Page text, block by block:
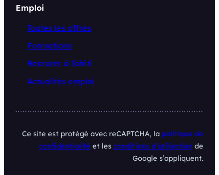
Emploi
Toutes les offres
Formations
Recruter à Tahiti
Actualités emploi
Ce site est protégé avec reCAPTCHA, la politique de
confidentialité et les conditions d’utilisation de
Google s’appliquent.